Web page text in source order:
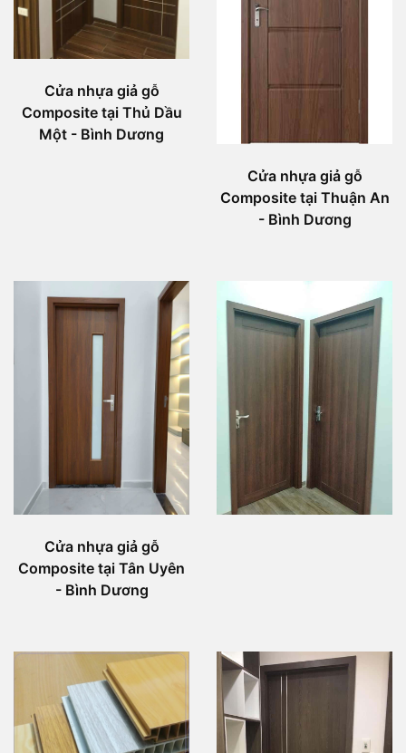
Cửa nhựa giả gỗ
Composite tại Thủ Dầu
Một - Bình Dương
Cửa nhựa giả gỗ
Composite tại Thuận An
- Bình Dương
Cửa nhựa giả gỗ
Composite tại Tân Uyên
- Bình Dương